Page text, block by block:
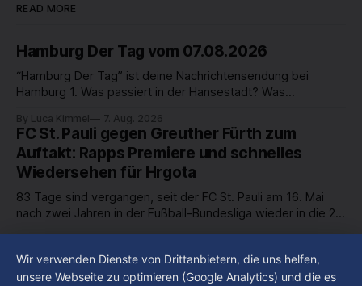
READ MORE
Hamburg Der Tag vom 07.08.2026
“Hamburg Der Tag” ist deine Nachrichtensendung bei
Hamburg 1. Was passiert in der Hansestadt? Was
in unserer Stadt an? Fragen, die von Montag bis Freitag LIVE
um 18 Uhr beantwortet werden - auf YouTube und im TV.
By Luca Kimmel 7. Aug. 2026
FC St. Pauli gegen Greuther Fürth zum
Auftakt: Rapps Premiere und schnelles
Wiedersehen für Hrgota
83 Tage sind vergangen, seit der FC St. Pauli am 16. Mai
nach zwei Jahren in der Fußball-Bundesliga wieder in die 2.
haben den Kiezclub verlassen. Dafür kamen in den letzten
Wochen einige
Im Gespräch mit Christian Pothe - Heute zu
Gast: Götz Tintelnot
Wir verwenden Dienste von Drittanbietern, die uns helfen,
unsere Webseite zu optimieren (Google Analytics) und die es